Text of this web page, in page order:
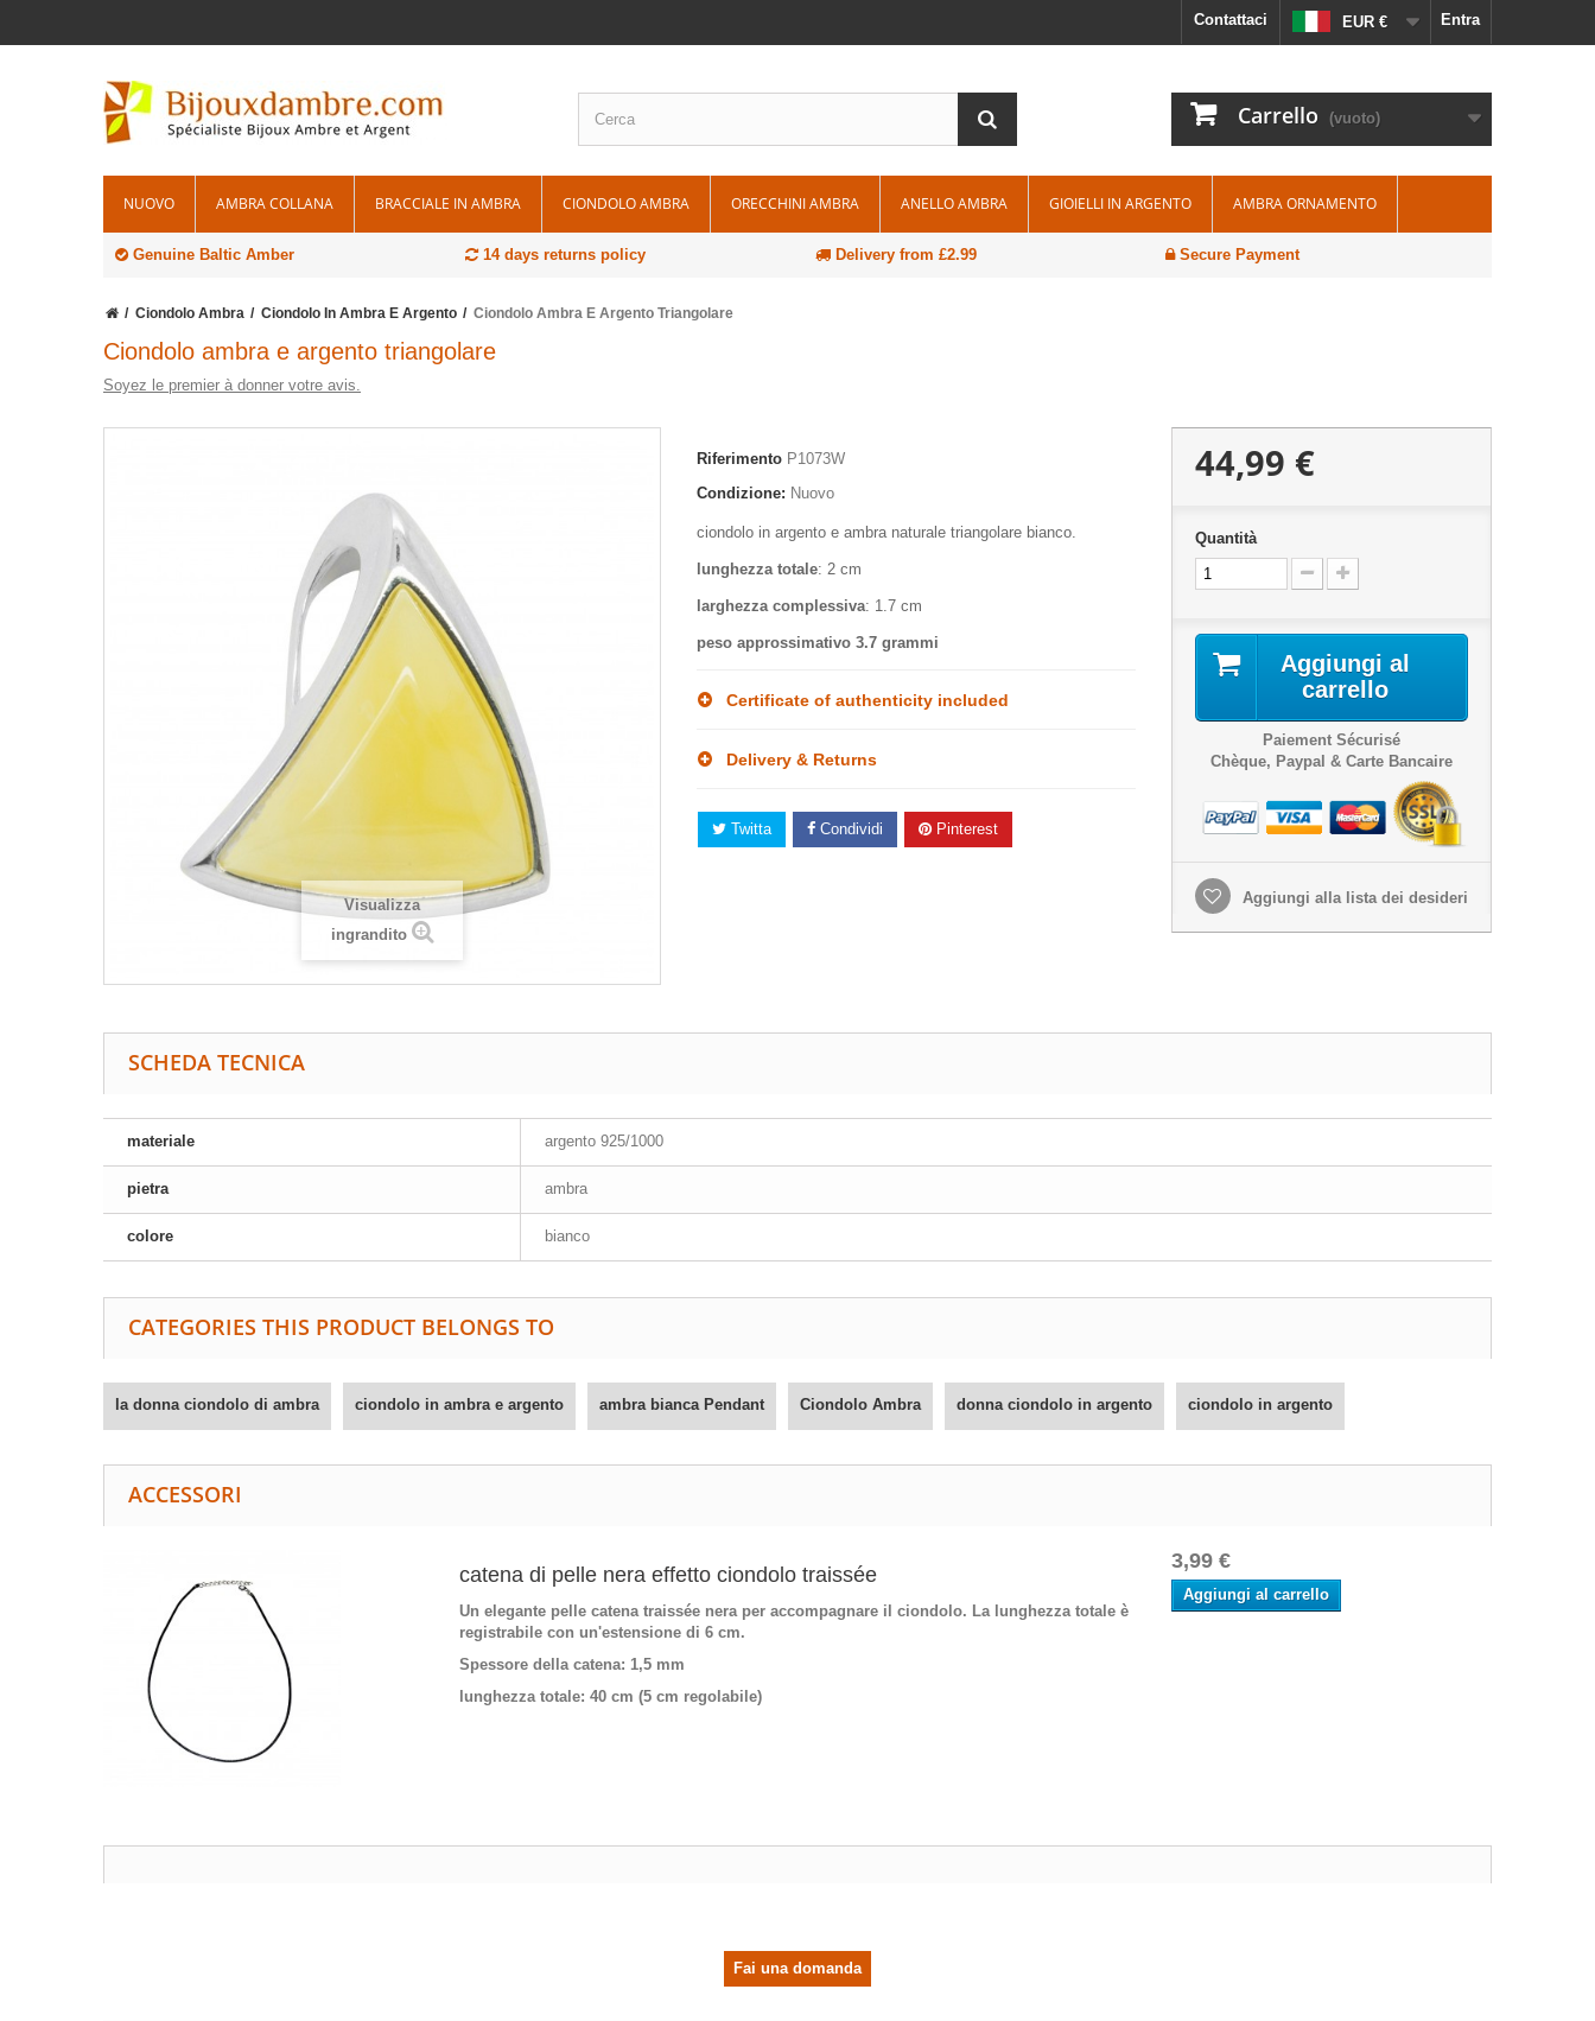
Entra
EUR €
Contattaci
Carrello (vuoto)
NUOVO AMBRA COLLANA BRACCIALE IN AMBRA CIONDOLO AMBRA ORECCHINI AMBRA ANELLO AMBRA GIOIELLI IN ARGENTO AMBRA ORNAMENTO
Genuine Baltic Amber 14 days returns policy Delivery from £2.99 Secure Payment
Ciondolo Ambra Ciondolo In Ambra E Argento Ciondolo Ambra E Argento Triangolare
Ciondolo ambra e argento triangolare
Soyez le premier à donner votre avis.
Visualizza
ingrandito
Riferimento P1073W
Condizione: Nuovo
ciondolo in argento e ambra naturale triangolare bianco.
lunghezza totale: 2 cm
larghezza complessiva: 1.7 cm
peso approssimativo 3.7 grammi
Certificate of authenticity included
Delivery & Returns
Twitta Condividi Pinterest
44,99 €
Quantità
Aggiungi al
carrello
Paiement Sécurisé
Chèque, Paypal & Carte Bancaire
Aggiungi alla lista dei desideri
SCHEDA TECNICA
materiale argento 925/1000
pietra ambra
colore bianco
CATEGORIES THIS PRODUCT BELONGS TO
la donna ciondolo di ambra ciondolo in ambra e argento ambra bianca Pendant Ciondolo Ambra donna ciondolo in argento ciondolo in argento
ACCESSORI
catena di pelle nera effetto ciondolo traissée
Un elegante pelle catena traissée nera per accompagnare il ciondolo. La lunghezza totale è
registrabile con un'estensione di 6 cm.
Spessore della catena: 1,5 mm
lunghezza totale: 40 cm (5 cm regolabile)
3,99 €
Aggiungi al carrello
Fai una domanda